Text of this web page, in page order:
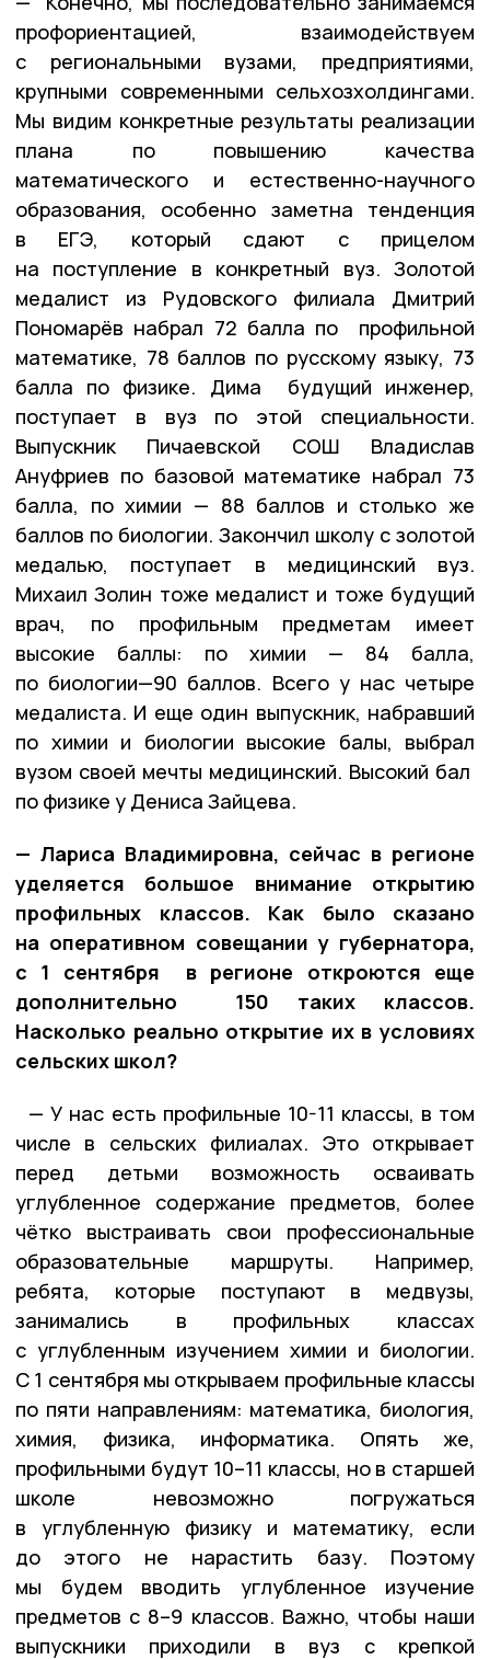
профориентацией, взаимодействуем
с региональными вузами, предприятиями,
крупными современными сельхозхолдингами.
Мы видим конкретные результаты реализации
плана по повышению качества
математического и естественно-научного
образования, особенно заметна тенденция
в ЕГЭ, который сдают с прицелом
на поступление в конкретный вуз. Золотой
медалист из Рудовского филиала Дмитрий
Пономарёв набрал 72 балла по профильной
математике, 78 баллов по русскому языку, 73
балла по физике. Дима будущий инженер,
поступает в вуз по этой специальности.
Выпускник Пичаевской СОШ Владислав
Ануфриев по базовой математике набрал 73
балла, по химии — 88 баллов и столько же
баллов по биологии. Закончил школу с золотой
медалью, поступает в медицинский вуз.
Михаил Золин тоже медалист и тоже будущий
врач, по профильным предметам имеет
высокие баллы: по химии — 84 балла,
по биологии—90 баллов. Всего у нас четыре
медалиста. И еще один выпускник, набравший
по химии и биологии высокие балы, выбрал
вузом своей мечты медицинский. Высокий бал
по физике у Дениса Зайцева.
— Лариса Владимировна, сейчас в регионе
уделяется большое внимание открытию
профильных классов. Как было сказано
на оперативном совещании у губернатора,
с 1 сентября в регионе откроются еще
дополнительно 150 таких классов.
Насколько реально открытие их в условиях
сельских школ?
— У нас есть профильные 10-11 классы, в том
числе в сельских филиалах. Это открывает
перед детьми возможность осваивать
углубленное содержание предметов, более
чётко выстраивать свои профессиональные
образовательные маршруты. Например,
ребята, которые поступают в медвузы,
занимались в профильных классах
с углубленным изучением химии и биологии.
С 1 сентября мы открываем профильные классы
по пяти направлениям: математика, биология,
химия, физика, информатика. Опять же,
профильными будут 10–11 классы, но в старшей
школе невозможно погружаться
в углубленную физику и математику, если
до этого не нарастить базу. Поэтому
мы будем вводить углубленное изучение
предметов с 8–9 классов. Важно, чтобы наши
выпускники приходили в вуз с крепкой